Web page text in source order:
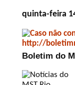
quinta-feira
Boletim do